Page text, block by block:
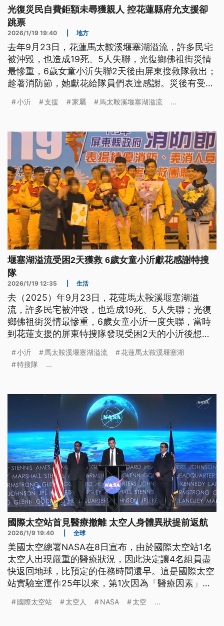
光復災民自費鉅額未尋獲親人 控花蓮縣府允支援卻
跳票
2026/1/19 19:40 地方
去年9月23日，花蓮馬太鞍溪堰塞湖溢流，許多民宅
被沖毀，也造成19死、5人失聯，光復鄉佛祖街災情
最慘重，6歲女童小沂失聯2天後由屏東搜救隊救出；
趁著消防節，她獻花給隊員們表達感謝。災後有受災
乎撐不下去，也控訴縣府原承諾支援2台怪手，如今
整，目前還是有協助家屬開挖。
小沂 支援 家屬 馬太鞍溪堰塞湖溢流 ...
堰塞湖溢流受困2天獲救 6歲女童小沂獻花感謝特搜
隊
2026/1/19 12:35 生活
去（2025）年9月23日，花蓮馬太鞍溪堰塞湖溢
流，許多民宅被沖毀，也造成19死、5人失聯；光復
鄉佛祖街災情最慘重，6歲女童小沂一度失聯，當時
到花蓮支援的屏東特搜隊發現受困2天的小沂後想盡
隊員將上台受獎，小沂也化身神秘嘉賓，與媽媽現身
典禮中，獻花給特搜隊隊員們，感謝他們的辛勞。
小沂 馬太鞍溪堰塞湖溢流
花蓮馬太鞍溪堰塞湖
特搜隊
...
國際太空站首見醫療撤離 太空人身體異狀提前返航
2026/1/9 19:40 全球
美國太空總署NASA在8日宣布，由於國際太空站1名
太空人出現嚴重的醫療狀況，因此決定讓4名組員盡
快返回地球，比預定的任務時間還早。這是國際太空
站實驗室運作25年以來，第1次因為「醫療因素」進
漫步任務」也因此取消。
國際太空站 太空人 NASA 太空 ...